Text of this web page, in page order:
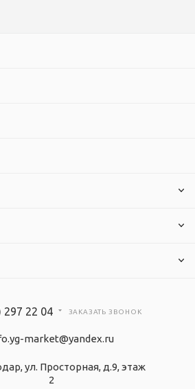
297 22 04 ЗАКАЗАТЬ ЗВОНОК
market@yandex.ru
ул. Просторная, д.9, этаж
2